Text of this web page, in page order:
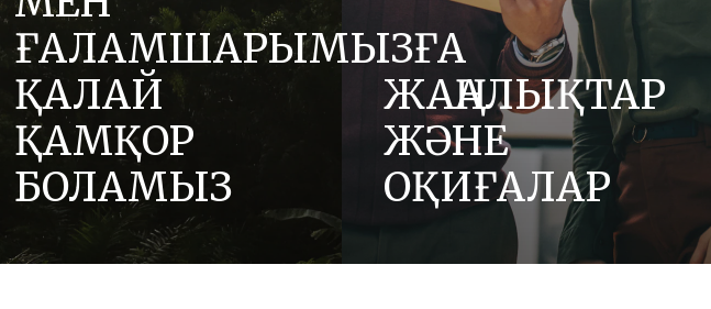
ҒАЛАМШАРЫМЫЗҒА
ҚАЛАЙ
ҚАМҚОР
БОЛАМЫЗ
Отбасылық компания ретінде құрмет,
адалдық және инновация сияқты
ЖАҢАЛЫҚТАР
ЖӘНЕ
ОҚИҒАЛАР
Біздің жаңалықтар бөлімінде Ferrero
және оның брендтері туралы